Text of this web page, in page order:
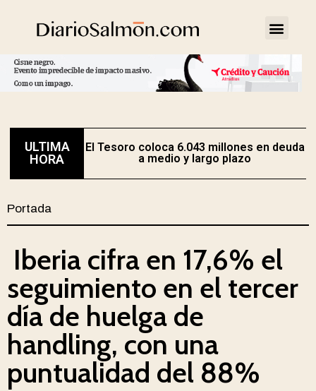
ULTIMA
HORA
El Tesoro coloca 6.043 millones en deuda
a medio y largo plazo
Portada
Iberia cifra en 17,6% el
seguimiento en el tercer
día de huelga de
handling, con una
puntualidad del 88%